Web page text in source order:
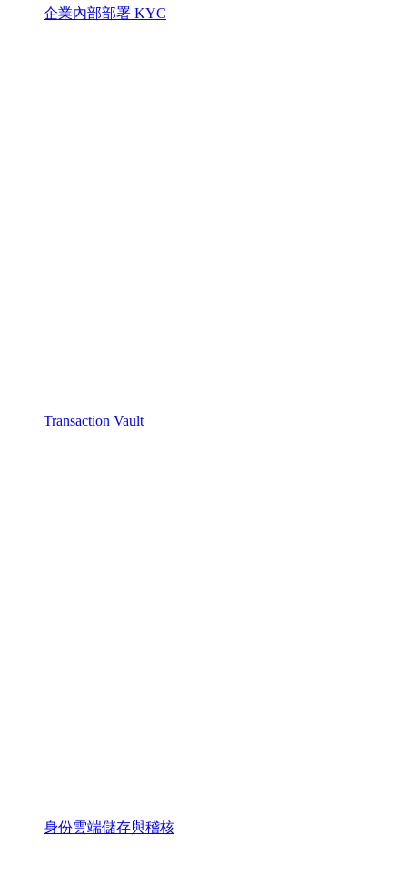
企業內部部署 KYC
Transaction Vault
身份雲端儲存與稽核